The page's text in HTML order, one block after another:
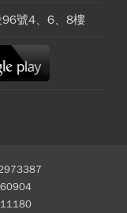
號4、6、8樓